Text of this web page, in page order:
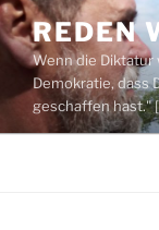
Zum
Inhalt
springen
REDEN
Wenn die Diktatur
Demokratie, dass
geschaffen hast."